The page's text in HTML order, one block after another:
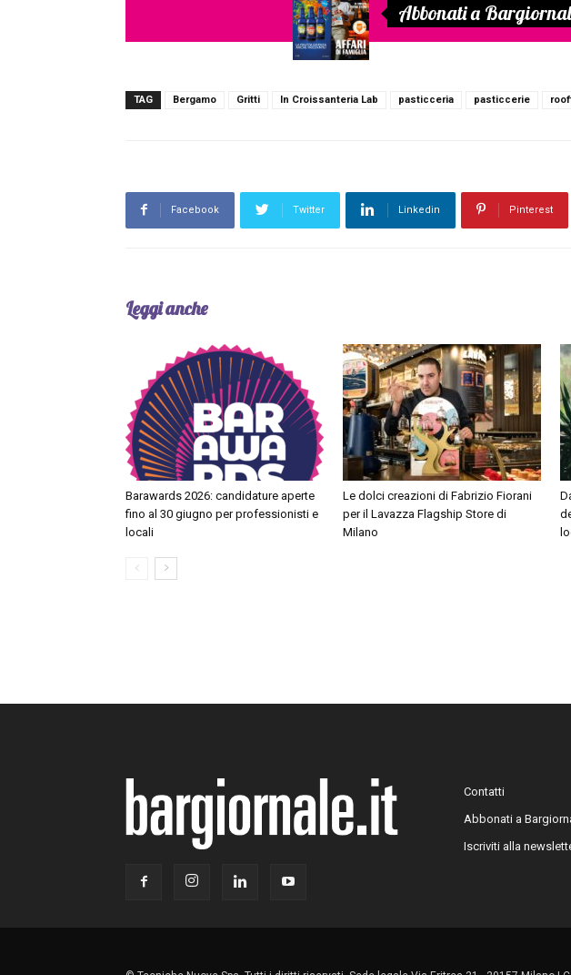
Abbonati a
TAG Bergamo Gritti In Croissanteria Lab pasticceria pasticcerie
Facebook Twitter Linkedin Pinterest
Leggi anche
Barawards 2026: candidature aperte
fino al 30 giugno per professionisti e
locali
Le dolci creazioni di Fabrizio Fiorani
per il Lavazza Flagship Store di
Milano
Contatti
Abbonati a
Iscriviti alla